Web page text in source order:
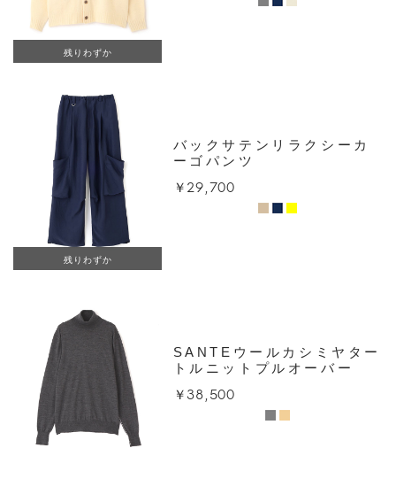
残りわずか
残りわずか
バックサテンリラクシーカ
ーゴパンツ
￥29,700
SANTEウールカシミヤター
トルニットプルオーバー
￥38,500